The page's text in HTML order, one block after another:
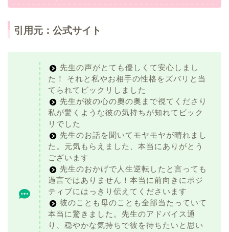
引用元：公式サイト
先生の声がとても優しくて安心しまし
た！ それと私やお相手の性格をズバリと当
てられてビックリしました
先生が彼の心の奧の奧まで視てくださり
私が驚くような彼の気持ちが知れてビック
リでした
先生のお話を聞いてモヤモヤが晴れまし
た。元気もらえました、本当にありがとう
ございます
先生のおかげで人生逆転したと言っても
過言ではありません！本当に前向きにポジ
ティブにはっきり伝えてくださいます
彼のことも母のことも全部当たっていて
本当に驚きました。先生のアドバイス通
り、穏やかな気持ちで彼を待ちたいと思い